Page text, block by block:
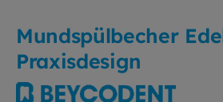
Mundspülbecher
Praxisdesign